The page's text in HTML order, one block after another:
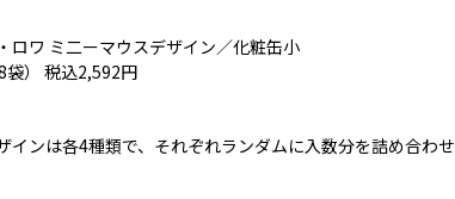
ロワ ミ二ーマウスデザイン／化粧缶小
） 税込2,592円
インは各4種類で、それぞれランダムに入数分を詰め合わせ